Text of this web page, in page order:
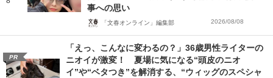
事への思い
「文春オンライン」編集部 2026/08/08
PR
「えっ、こんなに変わるの？」36歳男性ライターの
ニオイが激変！ 夏場に気になる“頭皮のニオ
イ”や“ベタつき”を解消する、“ウィッグのスペシャ